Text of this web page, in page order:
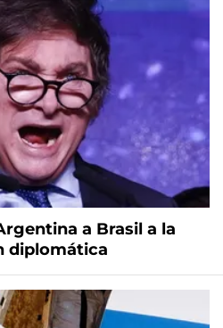
a Brasil a la
diplomática